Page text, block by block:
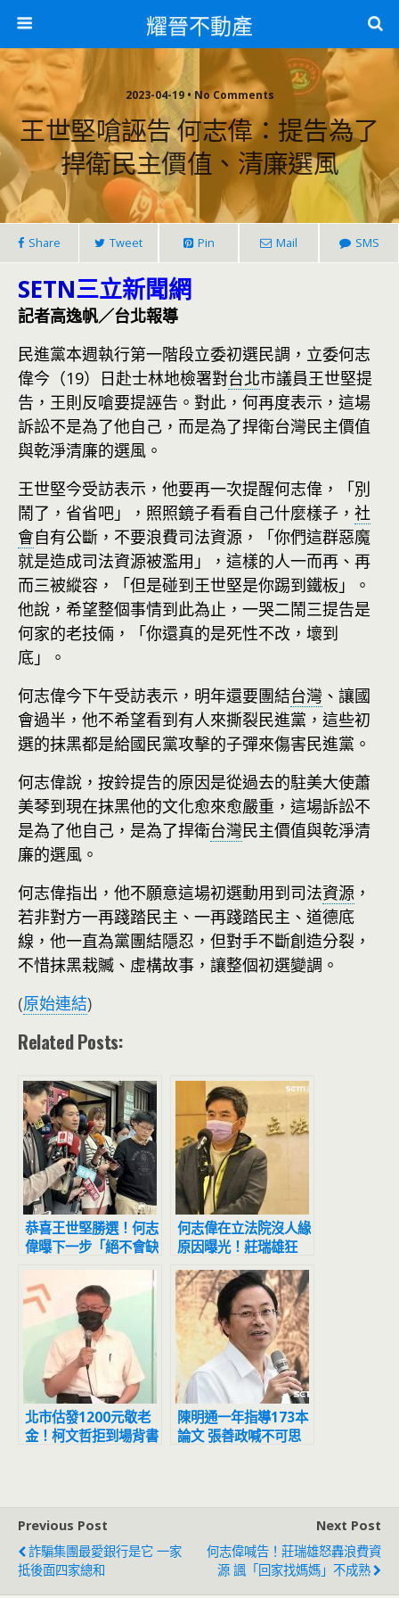
耀晉不動產
2023-04-19 • No Comments
王世堅嗆誣告 何志偉：提告為了
捍衛民主價值、清廉選風
Share Tweet Pin Mail SMS
SETN三立新聞網
記者高逸帆／台北報導
民進黨本週執行第一階段立委初選民調，立委何志
偉今（19）日赴士林地檢署對台北市議員王世堅提
告，王則反嗆要提誣告。對此，何再度表示，這場
訴訟不是為了他自己，而是為了捍衛台灣民主價值
與乾淨清廉的選風。
王世堅今受訪表示，他要再一次提醒何志偉，「別
鬧了，省省吧」，照照鏡子看看自己什麼樣子， 社
會自有公斷，不要浪費司法資源，「你們這群惡魔
就是造成司法資源被濫用」，這樣的人一而再、再
而三被縱容，「但是碰到王世堅是你踢到鐵板」。
他說，希望整個事情到此為止，一哭二鬧三提告是
何家的老技倆，「你還真的是死性不改，壞到
底」。
何志偉今下午受訪表示，明年還要團結台灣 、讓國
會過半，他不希望看到有人來撕裂民進黨，這些初
選的抹黑都是給國民黨攻擊的子彈來傷害民進黨。
何志偉說，按鈴提告的原因是從過去的駐美大使蕭
美琴到現在抹黑他的文化愈來愈嚴重，這場訴訟不
是為了他自己，是為了捍衛台灣民主價值與乾淨清
廉的選風。
何志偉指出，他不願意這場初選動用到司法資源 ，
若非對方一再踐踏民主、一再踐踏民主、道德底
線，他一直為黨團結隱忍，但對手不斷創造分裂，
不惜抹黑栽贓、虛構故事，讓整個初選變調。
(原始連結)
Related Posts:
恭喜王世堅勝選！何志
偉曝下一步「絕不會缺
席」
何志偉在立法院沒人緣
原因曝光！莊瑞雄狂
轟：動不動講假話讓人
生氣
北市估發1200元敬老
金！柯文哲拒到場背書
陳明通一年指導173本
論文 張善政喊不可思
Previous Post
詐騙集團最愛銀行是它 一家
抵後面四家總和
Next Post
何志偉喊告！莊瑞雄怒轟浪費資
源 諷「回家找媽媽」不成熟